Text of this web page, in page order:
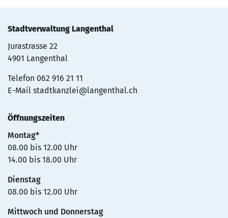
Stadtverwaltung Langenthal
Jurastrasse 22
4901 Langenthal
Telefon 062 916 21 11
E-Mail stadtkanzlei@langenthal.ch
Öffnungszeiten
Montag*
08.00 bis 12.00 Uhr
14.00 bis 18.00 Uhr
Dienstag
08.00 bis 12.00 Uhr
Mittwoch und Donnerstag